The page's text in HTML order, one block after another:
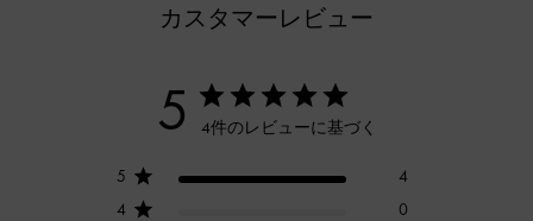
カスタマーレビュー
5 4件のレビューに基づく
5
4
4
0